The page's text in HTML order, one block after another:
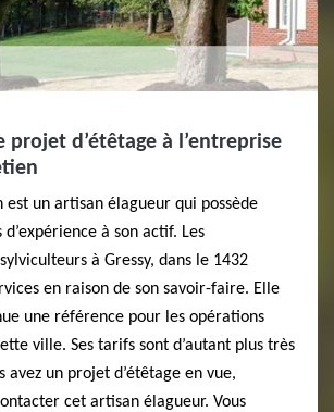
projet d’étêtage à l’entreprise
est un artisan élagueur qui possède
d’expérience à son actif. Les
à Gressy, dans le 1432
en raison de son savoir-faire. Elle
une référence pour les opérations
ville. Ses tarifs sont d’autant plus très
avez un projet d’étêtage en vue,
cet artisan élagueur. Vous